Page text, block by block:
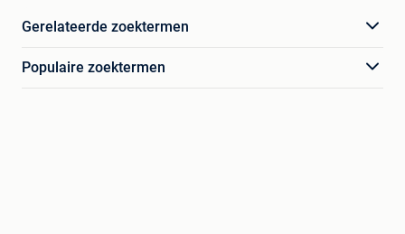
Gerelateerde zoektermen
Populaire zoektermen